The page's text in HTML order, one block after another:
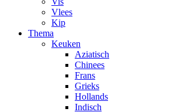
Vlees
Kip
Thema
Keuken
Aziatisch
Chinees
Frans
Grieks
Hollands
Indisch